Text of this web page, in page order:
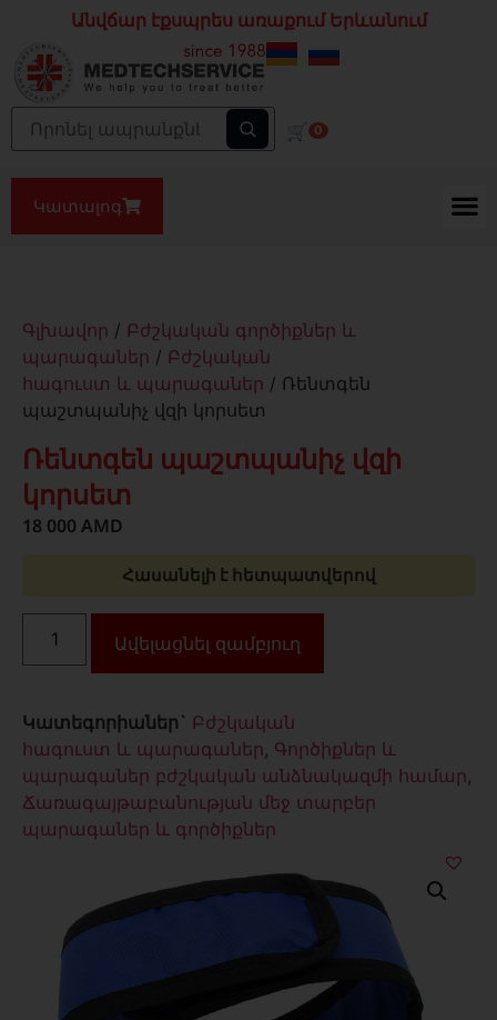
Անվճար էքսպրես առաքում Երևանում
🛒 0
Կատալոգ
Գլխավոր / Բժշկական գործիքներ և
պարագաներ / Բժշկական
հագուստ և պարագաներ / Ռենտգեն
պաշտպանիչ վզի կորսետ
Ռենտգեն պաշտպանիչ վզի
կորսետ
18 000 AMD
Հասանելի է հետպատվերով
Ավելացնել զամբյուղ
Կատեգորիաներ` Բժշկական
հագուստ և պարագաներ, Գործիքներ և
պարագաներ բժշկական անձնակազմի համար,
Ճառագայթաբանության մեջ տարբեր
պարագաներ և գործիքներ